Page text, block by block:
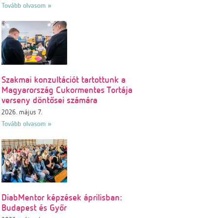
Tovább olvasom »
Szakmai konzultációt tartottunk a
Magyarország Cukormentes Tortája
verseny döntősei számára
2026. május 7.
Tovább olvasom »
DiabMentor képzések áprilisban:
Budapest és Győr